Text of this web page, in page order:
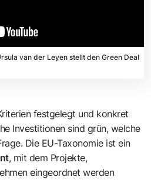
van der Leyen stellt den Green Deal
festgelegt und konkret
Investitionen sind grün, welche
Die EU-Taxonomie ist ein
, mit dem Projekte,
eingeordnet werden